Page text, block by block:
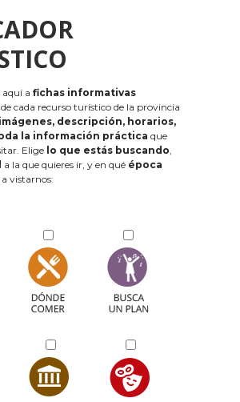
aquí a fichas informativas
de cada recurso turístico de la provincia
imágenes, descripción, horarios,
la información práctica que
Elige lo que estás buscando,
a la que quieres ir, y en qué época
a vistarnos: